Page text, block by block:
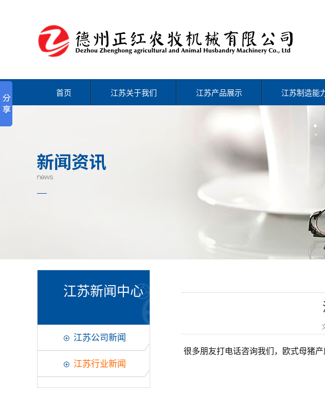
首页 江苏关于我们 江苏产品展示 江苏制造能
江苏新闻中心
江苏公司新闻
江苏行业新闻
很多朋友打电话咨询我们，欧式母猪